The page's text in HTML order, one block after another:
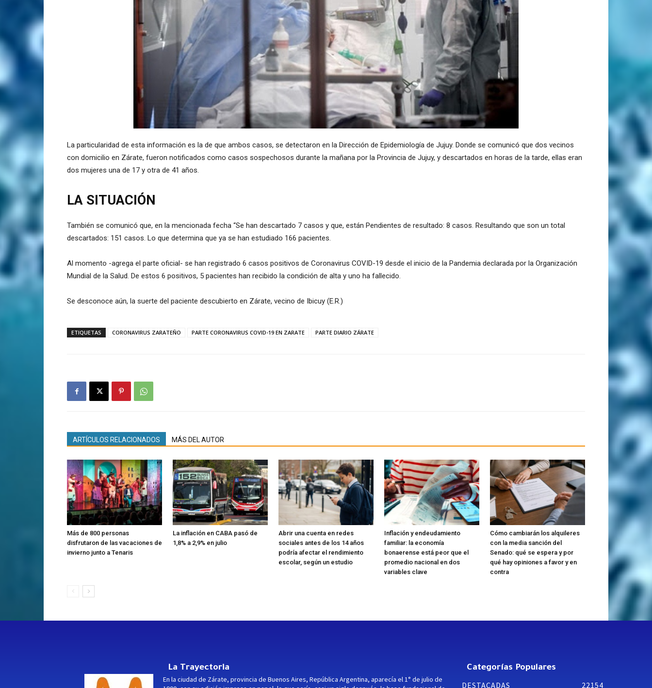
La particularidad de esta información es la de que ambos casos, se detectaron en la Dirección de Epidemiología de Jujuy. Donde se comunicó que dos vecinos
con domicilio en Zárate, fueron notificados como casos sospechosos durante la mañana por la Provincia de Jujuy, y descartados en horas de la tarde, ellas eran
dos mujeres una de 17 y otra de 41 años.
LA SITUACIÓN
También se comunicó que, en la mencionada fecha “Se han descartado 7 casos y que, están Pendientes de resultado: 8 casos. Resultando que son un total
descartados: 151 casos. Lo que determina que ya se han estudiado 166 pacientes.
Al momento -agrega el parte oficial- se han registrado 6 casos positivos de Coronavirus COVID-19 desde el inicio de la Pandemia declarada por la Organización
Mundial de la Salud. De estos 6 positivos, 5 pacientes han recibido la condición de alta y uno ha fallecido.
Se desconoce aún, la suerte del paciente descubierto en Zárate, vecino de Ibicuy (E.R.)
ETIQUETAS CORONAVIRUS ZARATEÑO PARTE CORONAVIRUS COVID-19 EN ZARATE PARTE DIARIO ZÁRATE
ARTÍCULOS RELACIONADOS MÁS DEL AUTOR
Más de 800 personas
disfrutaron de las vacaciones de
invierno junto a Tenaris
La inflación en CABA pasó de
1,8% a 2,9% en julio
Abrir una cuenta en redes
sociales antes de los 14 años
podría afectar el rendimiento
escolar, según un estudio
Inflación y endeudamiento
familiar: la economía
bonaerense está peor que el
promedio nacional en dos
variables clave
Cómo cambiarán los alquileres
con la media sanción del
Senado: qué se espera y por
qué hay opiniones a favor y en
contra
La Trayectoria
En la ciudad de Zárate, provincia de Buenos Aires, República Argentina, aparecía el 1° de julio de
Categorías Populares
DESTACADAS
22154